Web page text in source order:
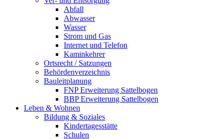
Abfall
Abwasser
Wasser
Strom und Gas
Internet und Telefon
Kaminkehrer
Ortsrecht / Satzungen
Behördenverzeichnis
Bauleitplanung
FNP Erweiterung Sattelbogen
BBP Erweiterung Sattelbogen
Leben & Wohnen
Bildung & Soziales
Kindertagesstätte
Schulen